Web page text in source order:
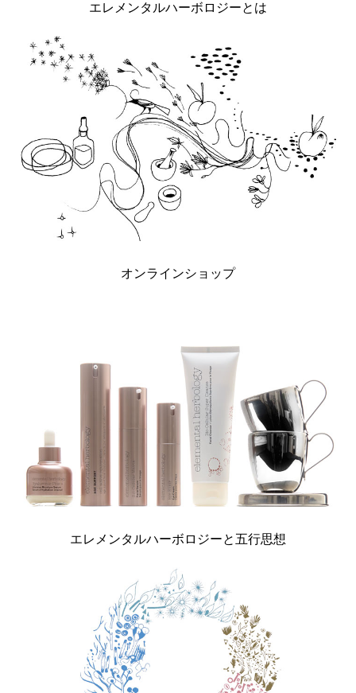
エレメンタルハーボロジーとは
オンラインショップ
エレメンタルハーボロジーと五行思想